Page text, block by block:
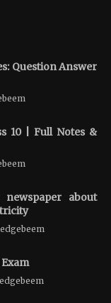
Question Answer
10 | Full Notes &
about